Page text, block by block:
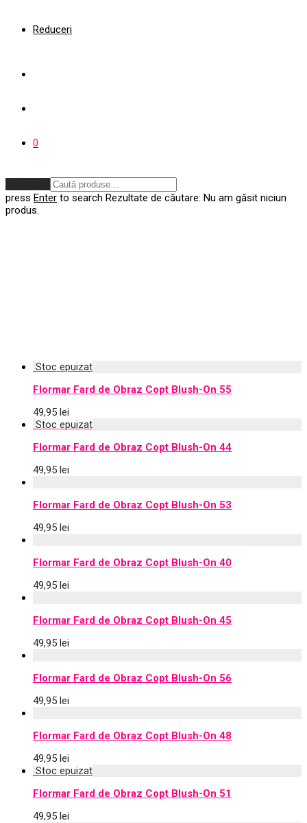
Reduceri
0
press Enter to search Rezultate de căutare: Nu am găsit niciun
produs.
Flormar Fard de Obraz Copt Blush-On 55
49,95 lei
Flormar Fard de Obraz Copt Blush-On 44
49,95 lei
Flormar Fard de Obraz Copt Blush-On 53
49,95 lei
Flormar Fard de Obraz Copt Blush-On 40
49,95 lei
Flormar Fard de Obraz Copt Blush-On 45
49,95 lei
Flormar Fard de Obraz Copt Blush-On 56
49,95 lei
Flormar Fard de Obraz Copt Blush-On 48
49,95 lei
Flormar Fard de Obraz Copt Blush-On 51
49,95 lei